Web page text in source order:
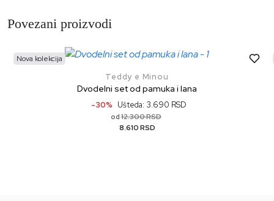
Povezani proizvodi
Nova kolekcija
Teddy e Minou
Dvodelni set od pamuka i lana
-30% Ušteda: 3.690 RSD
od12.300 RSD
8.610 RSD